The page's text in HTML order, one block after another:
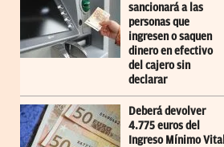
sancionará a las
personas que
ingresen o saquen
dinero en efectivo
del cajero sin
declarar
Deberá devolver
4.775 euros del
Ingreso Mínimo Vital